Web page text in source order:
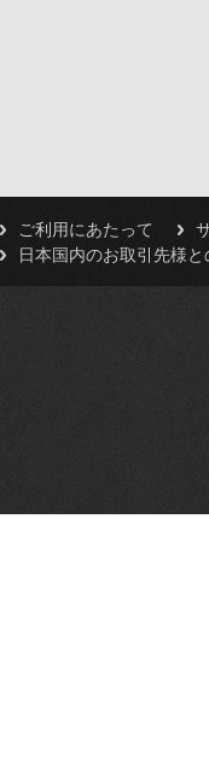
ご利用にあたって
日本国内のお取引先様